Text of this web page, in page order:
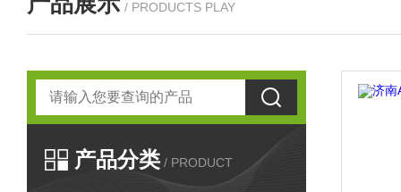
/ PRODUCTS PLAY
产品分类 / PRODUCT